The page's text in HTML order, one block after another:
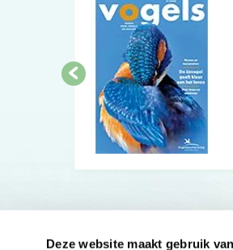
Deze website maakt gebruik